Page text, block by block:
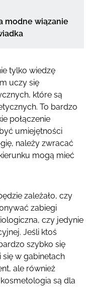
modne wiązanie
tylko wiedzę
uczy się
które są
To bardzo
połączenie
umiejętności
należy zwracać
mogą mieć
zależało, czy
zabiegi
czy jedynie
Jeśli ktoś
szybko się
się w gabinetach
ale również
są dla